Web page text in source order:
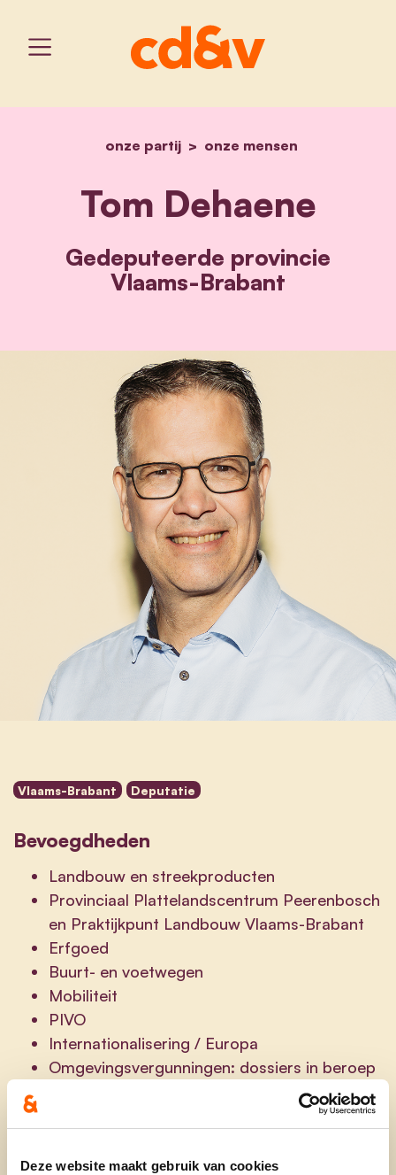
Deze website maakt gebruik van cookies
home
onze partij onze mensen
tom dehaene
Tom Dehaene
Gedeputeerde provincie
Vlaams-Brabant
Vlaams-Brabant Deputatie
Bevoegdheden
Landbouw en streekproducten
Provinciaal Plattelandscentrum Peerenbosch
en Praktijkpunt Landbouw Vlaams-Brabant
Erfgoed
Buurt- en voetwegen
Mobiliteit
PIVO
Internationalisering / Europa
Omgevingsvergunningen: dossiers in beroep
Welzijn op het werk IDPB – provinciaal
Slimme regio